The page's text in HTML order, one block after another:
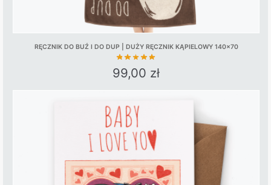
RĘCZNIK DO BUŹ I DO DUP | DUŻY RĘCZNIK KĄPIELOWY 140×70
99,00 zł